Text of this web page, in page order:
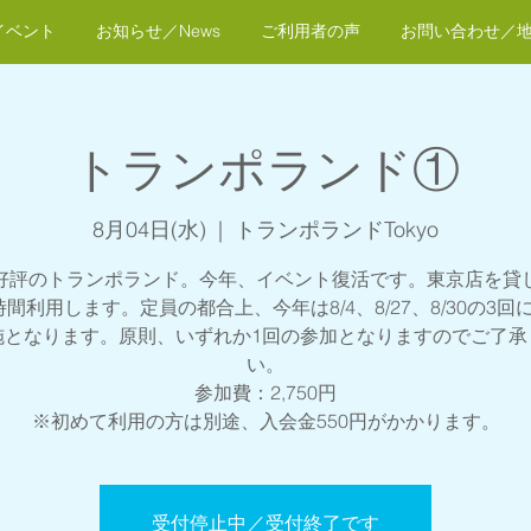
ベント お知らせ／News ご利用者の声 お問い合わせ／
トランポランド①
8月04日(水)
  |
トランポランドTokyo
評のトランポランド。今年、イベント復活です。東京店を貸
間利用します。定員の都合上、今年は8/4、8/27、8/30の3回
なります。原則、いずれか1回の参加となりますのでご了
い。
参加費：2,750円
※初めて利用の方は別途、入会金550円がかかります。
受付停止中／受付終了です